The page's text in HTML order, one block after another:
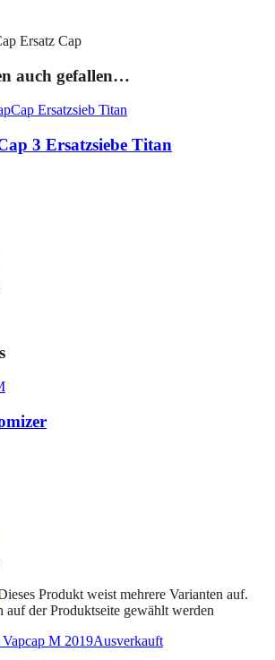
Ersatz Cap
auch gefallen…
3 Ersatzsiebe Titan
Produkt weist mehrere Varianten auf.
der Produktseite gewählt werden
Ausverkauft